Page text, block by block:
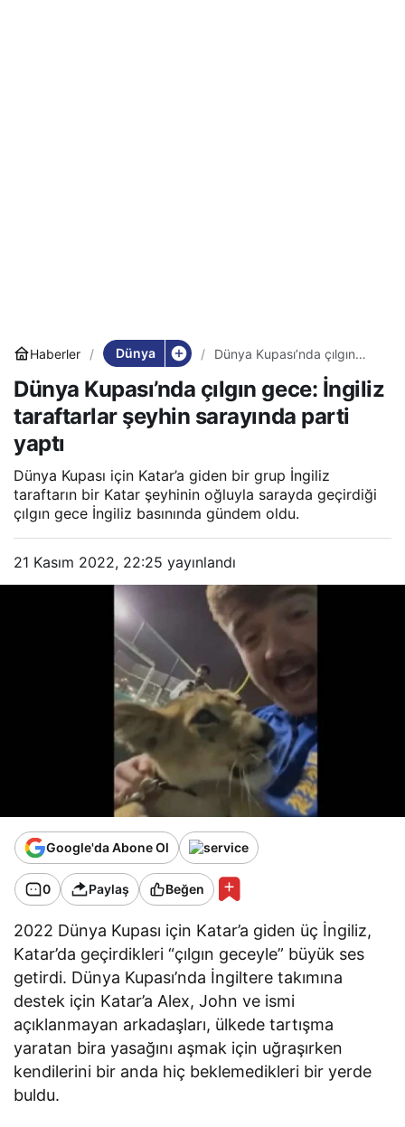
Haberler Dünya
Dünya Kupası’nda çılgın
şeyhin sarayında parti yaptı
Dünya Kupası’nda çılgın gece: İngiliz
taraftarlar şeyhin sarayında parti
yaptı
Dünya Kupası için Katar’a giden bir grup İngiliz
taraftarın bir Katar şeyhinin oğluyla sarayda geçirdiği
çılgın gece İngiliz basınında gündem oldu.
21 Kasım 2022, 22:25 yayınlandı
Google'da Abone Ol
0 Paylaş Beğen
2022 Dünya Kupası için Katar’a giden üç İngiliz,
Katar’da geçirdikleri “çılgın geceyle” büyük ses
getirdi. Dünya Kupası’nda İngiltere takımına
destek için Katar’a Alex, John ve ismi
açıklanmayan arkadaşları, ülkede tartışma
yaratan bira yasağını aşmak için uğraşırken
kendilerini bir anda hiç beklemedikleri bir yerde
buldu.